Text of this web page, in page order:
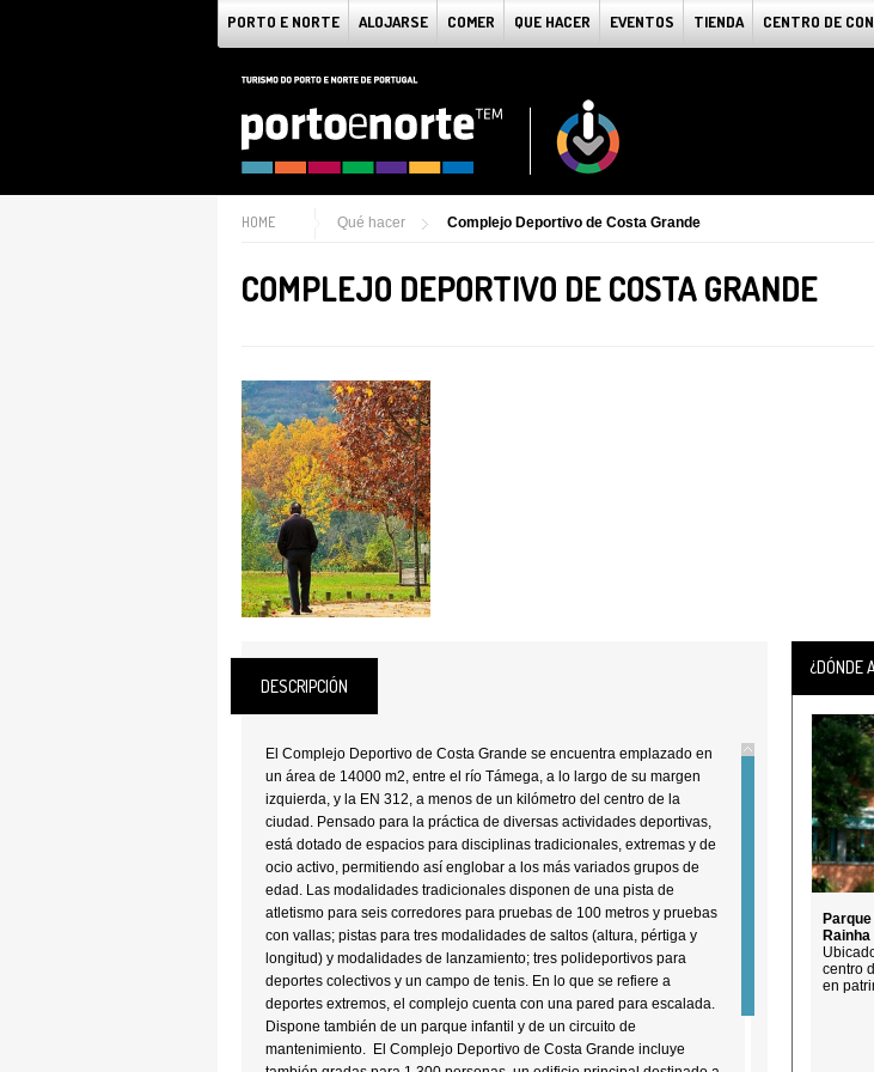
PORTO E NORTE ALOJARSE COMER QUE HACER EVENTOS TIENDA CENTRO DE
HOME Qué hacer Complejo Deportivo de Costa Grande
COMPLEJO DEPORTIVO DE COSTA GRANDE
DESCRIPCIÓN
El Complejo Deportivo de Costa Grande se encuentra emplazado en
un área de 14000 m2, entre el río Támega, a lo largo de su margen
izquierda, y la EN 312, a menos de un kilómetro del centro de la
ciudad. Pensado para la práctica de diversas actividades deportivas,
está dotado de espacios para disciplinas tradicionales, extremas y de
ocio activo, permitiendo así englobar a los más variados grupos de
edad. Las modalidades tradicionales disponen de una pista de
atletismo para seis corredores para pruebas de 100 metros y pruebas
con vallas; pistas para tres modalidades de saltos (altura, pértiga y
longitud) y modalidades de lanzamiento; tres polideportivos para
deportes colectivos y un campo de tenis. En lo que se refiere a
deportes extremos, el complejo cuenta con una pared para escalada.
Dispone también de un parque infantil y de un circuito de
mantenimiento. El Complejo Deportivo de Costa Grande incluye
¿DÓNDE
Rainha
centro
en